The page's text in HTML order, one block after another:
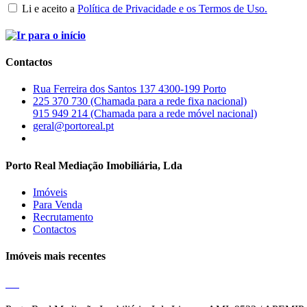
Li e aceito a Política de Privacidade e os Termos de Uso.
Contactos
Rua Ferreira dos Santos 137 4300-199 Porto
225 370 730 (Chamada para a rede fixa nacional)
915 949 214 (Chamada para a rede móvel nacional)
geral@portoreal.pt
Porto Real Mediação Imobiliária, Lda
Imóveis
Para Venda
Recrutamento
Contactos
Imóveis mais recentes